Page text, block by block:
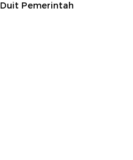
Duit Pemerintah